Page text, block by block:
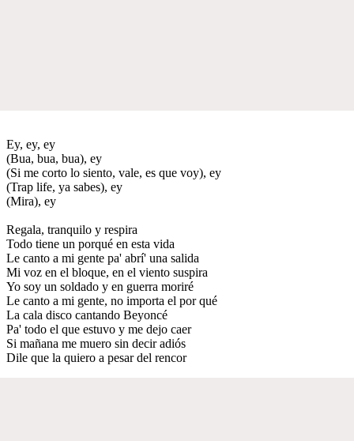
Ey, ey, ey
(Bua, bua, bua), ey
(Si me corto lo siento, vale, es que voy), ey
(Trap life, ya sabes), ey
(Mira), ey
Regala, tranquilo y respira
Todo tiene un porqué en esta vida
Le canto a mi gente pa' abrí' una salida
Mi voz en el bloque, en el viento suspira
Yo soy un soldado y en guerra moriré
Le canto a mi gente, no importa el por qué
La cala disco cantando Beyoncé
Pa' todo el que estuvo y me dejo caer
Si mañana me muero sin decir adiós
Dile que la quiero a pesar del rencor